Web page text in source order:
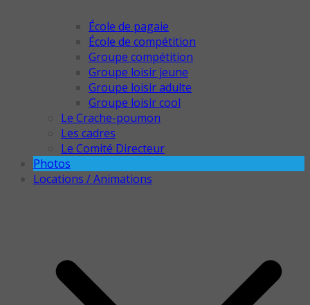
École de pagaie
École de compétition
Groupe compétition
Groupe loisir jeune
Groupe loisir adulte
Groupe loisir cool
Le Crache-poumon
Les cadres
Le Comité Directeur
Photos
Locations / Animations